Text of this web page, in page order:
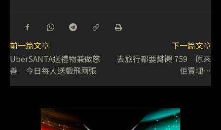
前一篇文章
UberSANTA送禮物兼做慈
善 今日每人送戲飛兩張
下一篇文章
去旅行都要幫襯 759 原來
佢賣埋…